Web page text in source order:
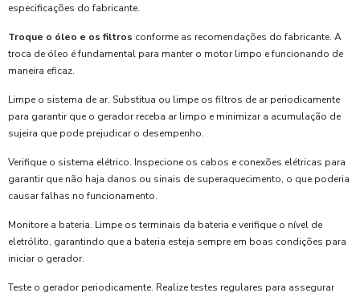
especificações do fabricante.
Troque o óleo e os filtros conforme as recomendações do fabricante. A
troca de óleo é fundamental para manter o motor limpo e funcionando de
maneira eficaz.
Limpe o sistema de ar. Substitua ou limpe os filtros de ar periodicamente
para garantir que o gerador receba ar limpo e minimizar a acumulação de
sujeira que pode prejudicar o desempenho.
Verifique o sistema elétrico. Inspecione os cabos e conexões elétricas para
garantir que não haja danos ou sinais de superaquecimento, o que poderia
causar falhas no funcionamento.
Monitore a bateria. Limpe os terminais da bateria e verifique o nível de
eletrólito, garantindo que a bateria esteja sempre em boas condições para
iniciar o gerador.
Teste o gerador periodicamente. Realize testes regulares para assegurar